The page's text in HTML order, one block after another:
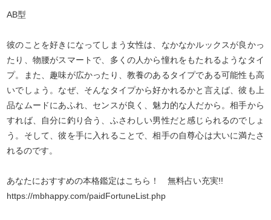
AB型
彼のことを好きになってしまう女性は、なかなかルックスが良かっ
たり、物腰がスマートで、多くの人から憧れをもたれるようなタイ
プ。また、趣味が広かったり、教養のあるタイプである可能性も高
いでしょう。なぜ、そんなタイプから好かれるかと言えば、彼も上
品なムードにあふれ、センスが良く、魅力的な人だから。相手から
すれば、自分に釣り合う、ふさわしい男性だと感じられるのでしょ
う。そして、彼を手に入れることで、相手の自尊心は大いに満たさ
れるのです。
あなたにおすすめの本格鑑定はこちら！ 無料占い充実!!
https://mbhappy.com/paidFortuneList.php